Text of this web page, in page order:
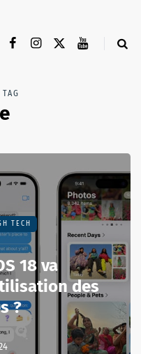
TECH
18 va
des
?